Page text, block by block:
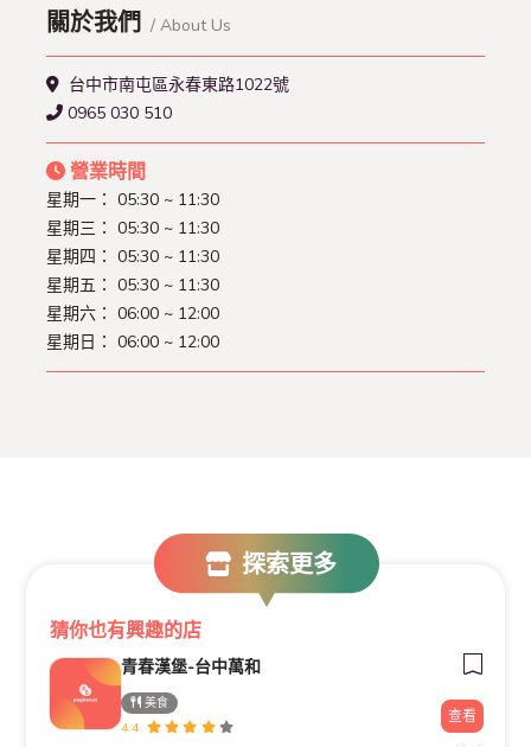
關於我們 / About Us
台中市南屯區永春東路1022號
0965 030 510
營業時間
星期一： 05:30 ~ 11:30
星期三： 05:30 ~ 11:30
星期四： 05:30 ~ 11:30
星期五： 05:30 ~ 11:30
星期六： 06:00 ~ 12:00
星期日： 06:00 ~ 12:00
探索更多
猜你也有興趣的店
青春漢堡-台中萬和
美食
4.4
查看